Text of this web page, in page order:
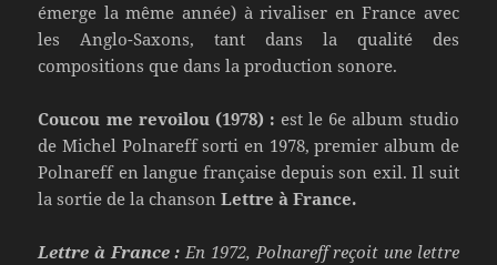
émerge la même année) à rivaliser en France avec
les Anglo-Saxons, tant dans la qualité des
compositions que dans la production sonore.
Coucou me revoilou (1978) : est le 6e album studio
de Michel Polnareff sorti en 1978, premier album de
Polnareff en langue française depuis son exil. Il suit
la sortie de la chansonLettre à France.
Lettre à France : En 1972, Polnareff reçoit une lettre